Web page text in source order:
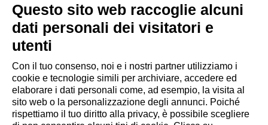
Group Holding Srl
P. IVA / Iscr. Reg. Imp. Forlì-Cesena 03945420408
Privacy Policy |Rivedi preferenze Cookies |Cookie
Policy|Credits
Copyright e Note Legali
Questo sito web raccoglie alcuni
dati personali dei visitatori e
utenti
Con il tuo consenso, noi e i nostri partner utilizziamo i
cookie e tecnologie simili per archiviare, accedere ed
elaborare i dati personali come, ad esempio, la visita al
sito web o la personalizzazione degli annunci. Poiché
rispettiamo il tuo diritto alla privacy, è possibile scegliere